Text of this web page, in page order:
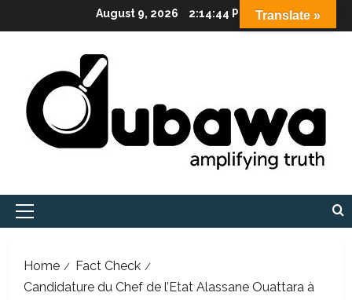
to
August 9, 2026 2:14:45 PM
Primary
Home
Fact Check
Candidature du Chef de l’Etat Alassane Ouattara à
Translate »